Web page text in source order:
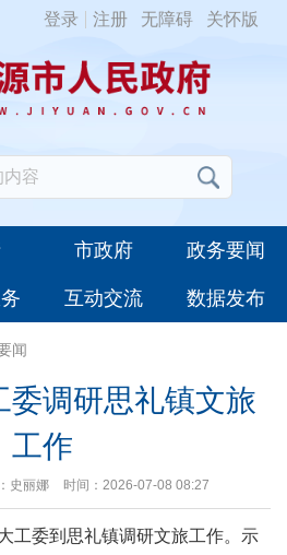
登录 注册 无障碍 关怀版
市政府 政务要闻
互动交流 数据发布
闻
委调研思礼镇文旅
工作
史丽娜 时间：2026-07-08 08:27
工委到思礼镇调研文旅工作。示